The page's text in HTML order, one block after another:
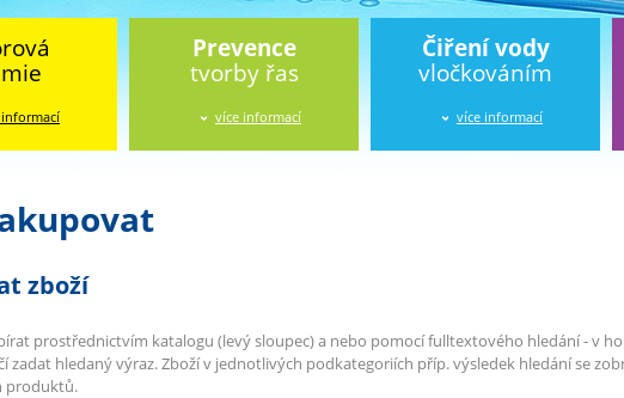
Prevence
tvorby řas
více informací
Čiření vody
vločkováním
více informací
zboží
prostřednictvím katalogu (levý sloupec) a nebo pomocí fulltextového hledání - v
zadat hledaný výraz. Zboží v jednotlivých podkategoriích příp. výsledek hledání se
produktů.